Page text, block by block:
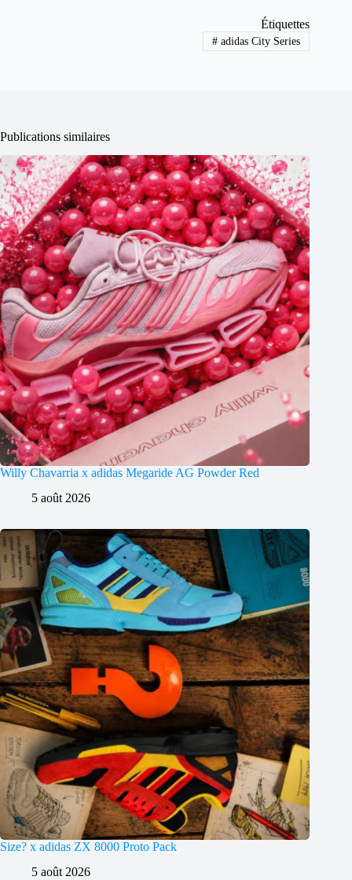
Étiquettes
# adidas City Series
Publications similaires
Willy Chavarria x adidas Megaride AG Powder Red
5 août 2026
Size? x adidas ZX 8000 Proto Pack
5 août 2026